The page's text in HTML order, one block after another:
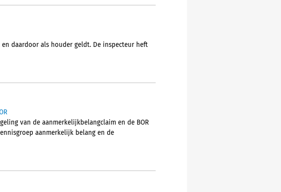
daardoor als houder geldt. De inspecteur heft
van de aanmerkelijkbelangclaim en de BOR
aanmerkelijk belang en de